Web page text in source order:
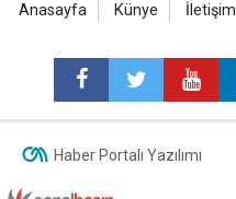
Anasayfa Künye İletişim
Haber Portalı Yazılımı